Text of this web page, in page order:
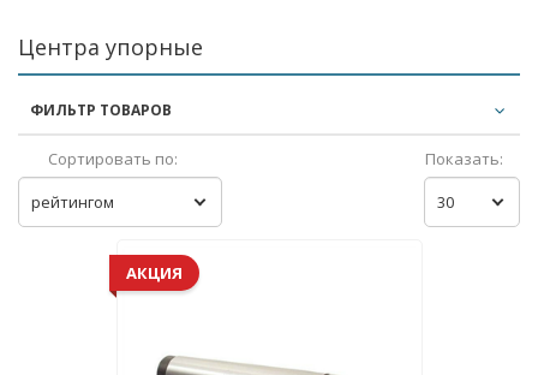
ФИЛЬТР ТОВАРОВ
Центра упорные
Сортировать по:
рейтингом
Показать:
30
АКЦИЯ